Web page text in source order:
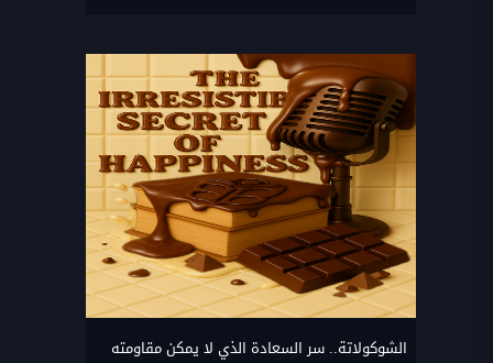
الشوكولاتة.. سر السعادة الذي لا يمكن مقاومته